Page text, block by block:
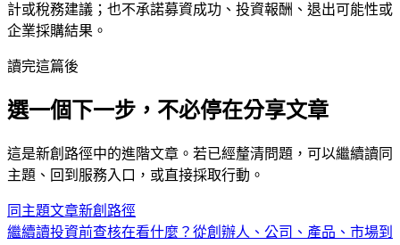
計或稅務建議；也不承諾募資成功、投資報酬、退出可能性或
企業採購結果。
讀完這篇後
選一個下一步，不必停在分享文章
這是新創 路徑中的進階文章。若已經釐清問題，可以繼續讀同
主題、回到服務入口，或直接採取行動。
同主題文章新創 路徑
繼續讀投資前查核在看什麼？從創辦人、公司、產品、市場到